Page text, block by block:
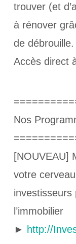
trouver (et
à rénover
de débrouille.
Accès direct
Nos
[NOUVEAU]
votre
investisseurs
l’immobilier
► http://